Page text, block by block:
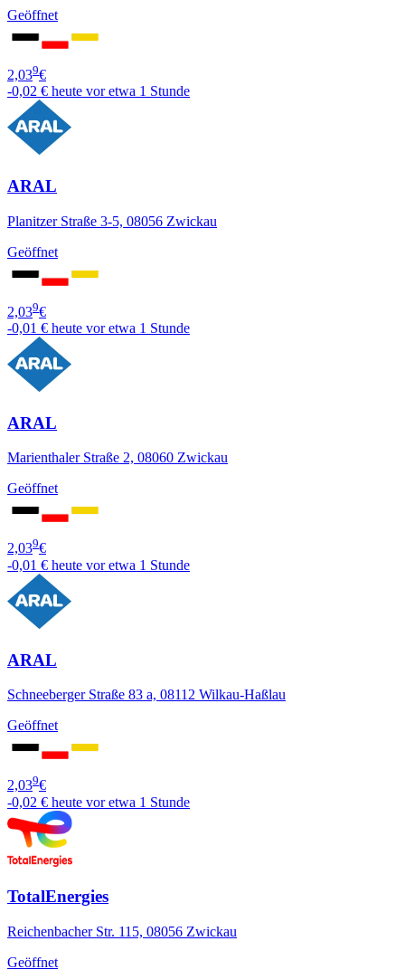
Geöffnet
2,039€
-0,02 € heute vor etwa 1 Stunde
ARAL
Planitzer Straße 3-5, 08056 Zwickau
Geöffnet
2,039€
-0,01 € heute vor etwa 1 Stunde
ARAL
Marienthaler Straße 2, 08060 Zwickau
Geöffnet
2,039€
-0,01 € heute vor etwa 1 Stunde
ARAL
Schneeberger Straße 83 a, 08112 Wilkau-Haßlau
Geöffnet
2,039€
-0,02 € heute vor etwa 1 Stunde
TotalEnergies
Reichenbacher Str. 115, 08056 Zwickau
Geöffnet